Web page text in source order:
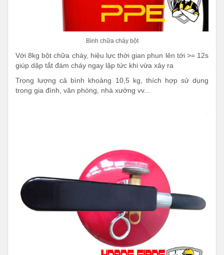
Bình chữa cháy bột
Với 8kg bột chữa cháy, hiệu lực thời gian phun lên tới >= 12s
giúp dập tắt đám cháy ngay lập tức khi vừa xảy ra
Trọng lượng cả bình khoảng 10,5 kg, thích hợp sử dụng
trong gia đình, văn phòng, nhà xưởng vv...